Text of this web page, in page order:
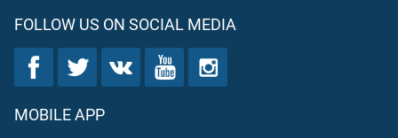
FOLLOW US ON SOCIAL MEDIA
MOBILE APP